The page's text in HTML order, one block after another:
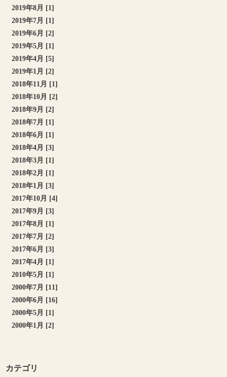
カテゴリ
2019年8月 [1]
2019年7月 [1]
2019年6月 [2]
2019年5月 [1]
2019年4月 [5]
2019年1月 [2]
2018年11月 [1]
2018年10月 [2]
2018年9月 [2]
2018年7月 [1]
2018年6月 [1]
2018年4月 [3]
2018年3月 [1]
2018年2月 [1]
2018年1月 [3]
2017年10月 [4]
2017年9月 [3]
2017年8月 [1]
2017年7月 [2]
2017年6月 [3]
2017年4月 [1]
2010年5月 [1]
2000年7月 [11]
2000年6月 [16]
2000年5月 [1]
2000年1月 [2]